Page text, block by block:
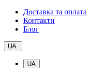
Доставка та оплата
Контакти
Блог
UA
UA